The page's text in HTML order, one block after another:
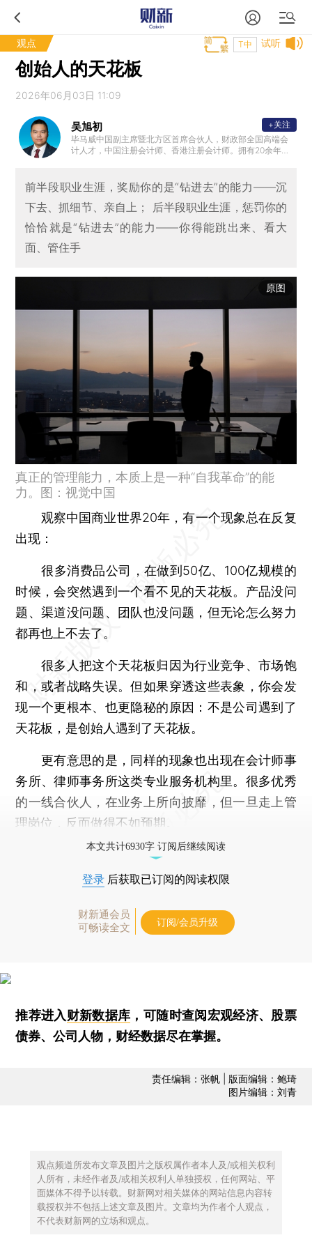
观点 试听
T中
创始人的天花板
2026年06月03日 11:09
吴旭初
毕马威中国副主席暨北方区首席合伙人，财政部全国高端会
计人才，中国注册会计师、香港注册会计师。拥有20余年专
+关注
前半段职业生涯，奖励你的是“钻进去”的能力——沉
下去、抓细节、亲自上； 后半段职业生涯，惩罚你的
恰恰就是“钻进去”的能力——你得能跳出来、看大
面、管住手
原图
真正的管理能力，本质上是一种“自我革命”的能
力。图：视觉中国
观察中国商业世界20年，有一个现象总在反复
出现：
很多消费品公司，在做到50亿、100亿规模的
时候，会突然遇到一个看不见的天花板。产品没问
题、渠道没问题、团队也没问题，但无论怎么努力
都再也上不去了。
很多人把这个天花板归因为行业竞争、市场饱
和，或者战略失误。但如果穿透这些表象，你会发
现一个更根本、也更隐秘的原因：不是公司遇到了
天花板，是创始人遇到了天花板。
更有意思的是，同样的现象也出现在会计师事
务所、律师事务所这类专业服务机构里。很多优秀
的一线合伙人，在业务上所向披靡，但一旦走上管
理岗位，反而做得不如预期。
本文共计6930字 订阅后继续阅读
登录 后获取已订阅的阅读权限
财新通会员
可畅读全文
订阅/会员升级
推荐进入财新数据库 ，可随时查阅宏观经济、股票
债券、公司人物，财经数据尽在掌握。
责任编辑：张帆 | 版面编辑：鲍琦
图片编辑：刘青
观点频道所发布文章及图片之版权属作者本人及/或相关权利
人所有，未经作者及/或相关权利人单独授权，任何网站、平
面媒体不得予以转载。财新网对相关媒体的网站信息内容转
载授权并不包括上述文章及图片。文章均为作者个人观点，
不代表财新网的立场和观点。